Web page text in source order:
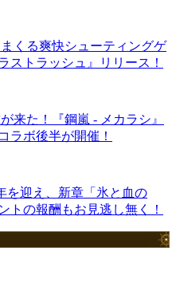
くる爽快シューティングゲ
ストラッシュ』リリース！
来た！『鋼嵐 - メカラシ』
ラボ後半が開催！
を迎え、新章「氷と血の
トの報酬もお見逃し無く！